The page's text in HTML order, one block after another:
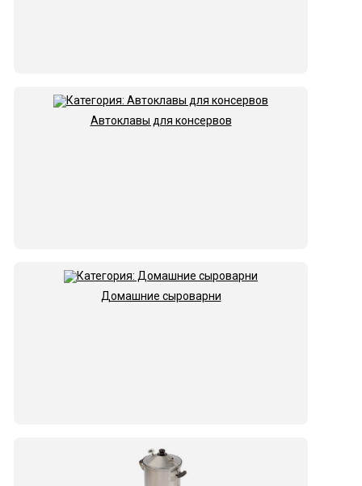
Автоклавы для консервов
Домашние сыроварни